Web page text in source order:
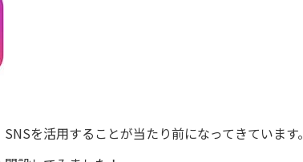
を活用することが当たり前になってきています。